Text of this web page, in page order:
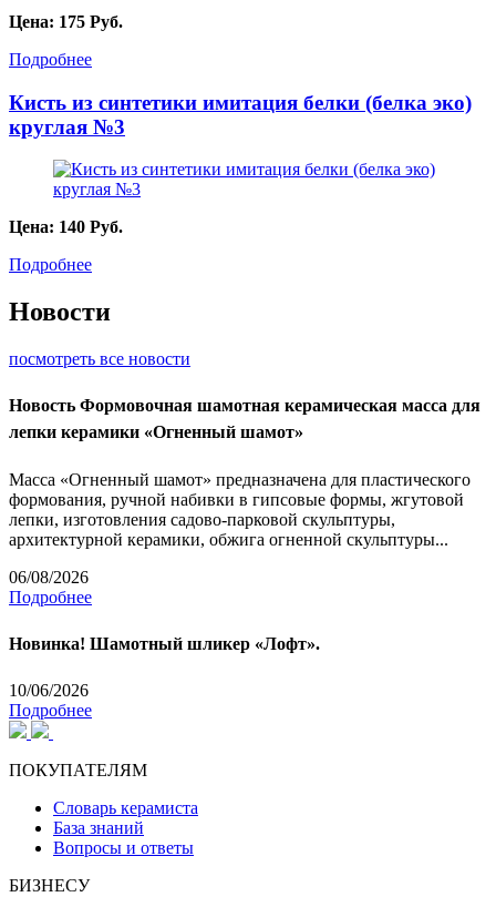
Цена: 175 Руб.
Подробнее
Кисть из синтетики имитация белки (белка эко)
круглая №3
Цена: 140 Руб.
Подробнее
Новости
посмотреть все новости
Новость Формовочная шамотная керамическая масса для
лепки керамики «Огненный шамот»
Масса «Огненный шамот» предназначена для пластического
формования, ручной набивки в гипсовые формы, жгутовой
лепки, изготовления садово-парковой скульптуры,
архитектурной керамики, обжига огненной скульптуры...
06/08/2026
Подробнее
Новинка! Шамотный шликер «Лофт».
10/06/2026
Подробнее
ПОКУПАТЕЛЯМ
Словарь керамиста
База знаний
Вопросы и ответы
БИЗНЕСУ